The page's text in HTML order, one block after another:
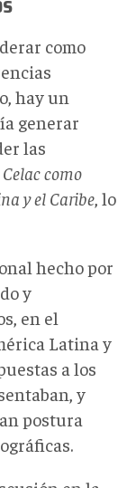
como
hay un
generar
las
como
y el Caribe, lo
hecho por
y
en el
Latina y
a los
y
postura